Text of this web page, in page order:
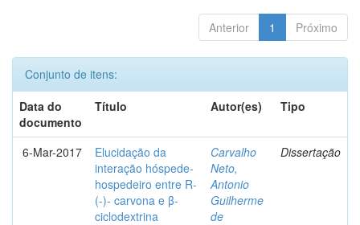
Anterior 1 Próximo
Conjunto de itens:
Data do
documento
Título Autor(es) Tipo
6-Mar-2017
Elucidação da
interação hóspede-
hospedeiro entre R-
(-)- carvona e β-
ciclodextrina
Carvalho
Neto,
Antonio
Guilherme
de
Dissertação